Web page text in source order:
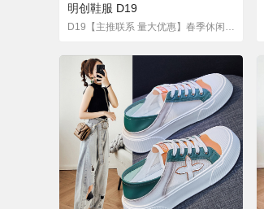
明创鞋服 D19
D19【主推联系 量大优惠】春季休闲百搭运动老爹鞋女